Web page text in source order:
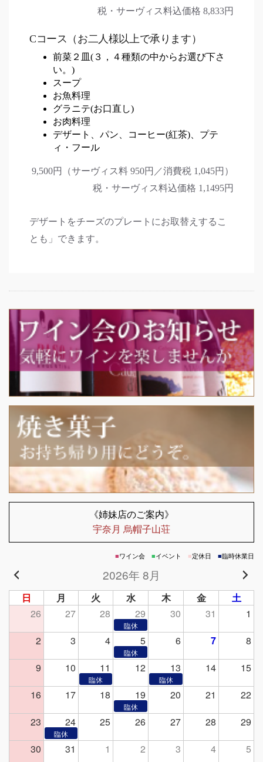
税・サーヴィス料込価格 8,833円
Cコース（お二人様以上で承ります）
前菜２皿(３，４種類の中からお選び下さ
い。)
スープ
お魚料理
グラニテ(お口直し)
お肉料理
デザート、パン、コーヒー(紅茶)、プテ
ィ・フール
9,500円（サーヴィス料 950円／消費税 1,045円）
税・サーヴィス料込価格 1,1495円
デザートをチーズのプレートにお取替えするこ
とも」できます。
《姉妹店のご案内》
宇奈月 烏帽子山荘
■ワイン会 ■イベント ■定休日 ■臨時休業日
2026年 8月
日 月 火 水 木 金
土
26
27 28 29 30 31
1
2
3 4 5 6 7
8
9
10 11 12 13 14
15
16
17 18 19 20 21
22
23
24 25 26 27 28
29
30
31 1 2 3 4 5